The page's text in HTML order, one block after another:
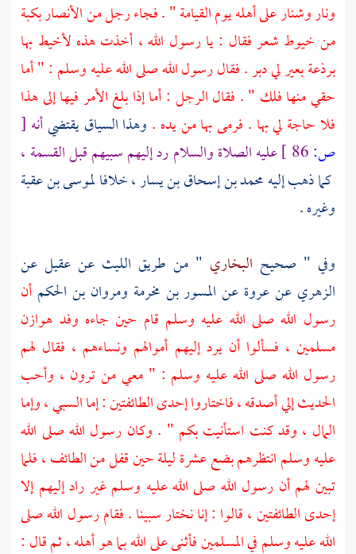
ونار وشنار على أهله يوم القيامة " . فجاء رجل منالأنصاربكبة
من خيوط شعر فقال : يا رسول الله ، أخذت هذه لأخيط بها
برذعة بعير لي دبر . فقال رسول الله صلى الله عليه وسلم : " أما
حقي منها فلك " . فقال الرجل : أما إذا بلغ الأمر فيها إلى هذا
فلا حاجة لي بها . فرمى بها من يده . وهذا السياق يقتضيأنه [
ص:
عليه الصلاة والسلام رد إليهم سبيهم قبل القسمة ،
كما ذهب إليهمحمد بن إسحاق بن يسار ،خلافالموسى بن عقبة
وغيره .
وفي " صحيح البخاري " من طريق الليث عن عقيل عن
الزهريعنعروة عن المسور بن مخرمة ومروان بن الحكم أن
رسول الله صلى الله عليه وسلم قام حين جاءه وفد هوازن
مسلمين ، فسألوا أن يرد إليهم أموالهم ونساءهم ، فقال لهم
رسول الله صلى الله عليه وسلم : " معي من ترون ، وأحب
الحديث إلي أصدقه ، فاختاروا إحدى الطائفتين : إما السبي ، وإما
المال ، وقد كنت استأنيت بكم " . وكان رسول الله صلى الله
عليه وسلم انتظرهم بضع عشرة ليلة حين قفل منالطائف ،فلما
تبين لهم أن رسول الله صلى الله عليه وسلم غير راد إليهم إلا
إحدى الطائفتين ، قالوا : إنا نختار سبينا . فقام رسول الله صلى
الله عليه وسلم في المسلمين فأثنى على الله بما هو أهله ، ثم قال :